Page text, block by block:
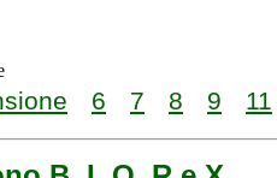
6 7 8 9 11